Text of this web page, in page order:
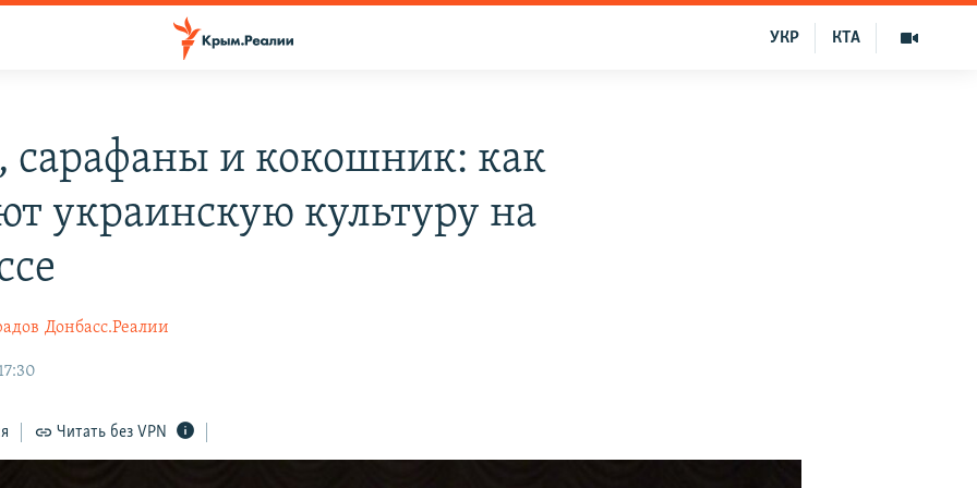
КТА
УКР
сарафаны и кокошник: как
украинскую культуру на
Донбасс.Реалии
Читать без VPN